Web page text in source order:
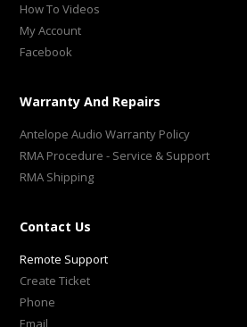
How To Videos
My Account
Facebook
Warranty And Repairs
Antelope Audio Warranty Policy
RMA Procedure - Service & Support
RMA Shipping
Contact Us
Remote Support
Create Ticket
Phone
Email